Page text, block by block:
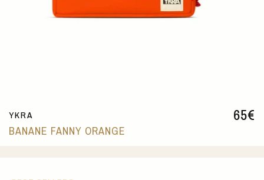
65€
YKRA
BANANE FANNY ORANGE